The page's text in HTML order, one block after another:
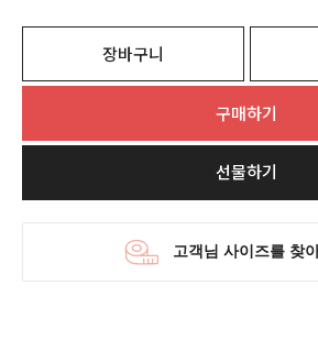
장바구니
구매하기
선물하기